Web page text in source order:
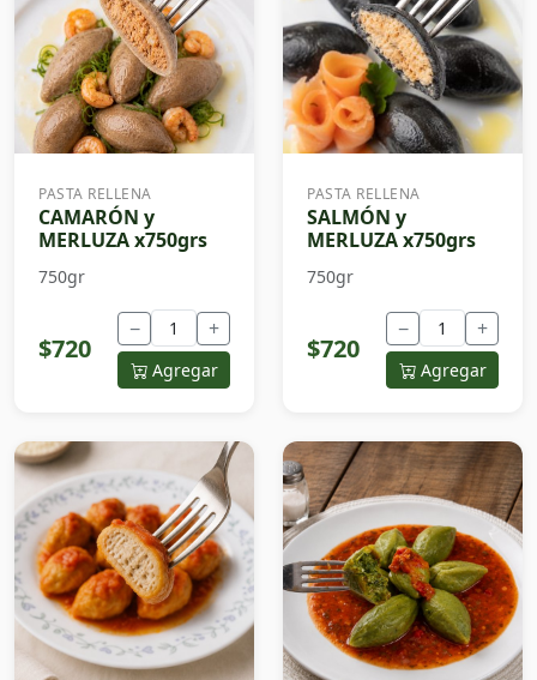
PASTA RELLENA
CAMARÓN y
MERLUZA x750grs
750gr
$720
− +
Agregar
PASTA RELLENA
SALMÓN y
MERLUZA x750grs
750gr
$720
− +
Agregar